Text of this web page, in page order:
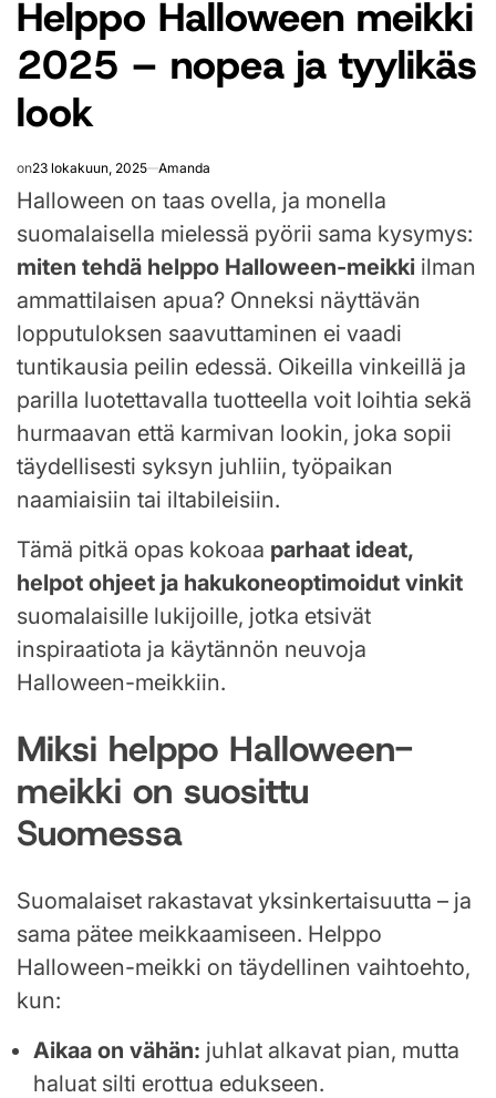
Helppo Halloween meikki
2025 – nopea ja tyylikäs
look
on23 lokakuun, 2025 Amanda
Halloween on taas ovella, ja monella
suomalaisella mielessä pyörii sama kysymys:
miten tehdä helppo Halloween-meikki ilman
ammattilaisen apua? Onneksi näyttävän
lopputuloksen saavuttaminen ei vaadi
tuntikausia peilin edessä. Oikeilla vinkeillä ja
parilla luotettavalla tuotteella voit loihtia sekä
hurmaavan että karmivan lookin, joka sopii
täydellisesti syksyn juhliin, työpaikan
naamiaisiin tai iltabileisiin.
Tämä pitkä opas kokoaa parhaat ideat,
helpot ohjeet ja hakukoneoptimoidut vinkit
suomalaisille lukijoille, jotka etsivät
inspiraatiota ja käytännön neuvoja
Halloween-meikkiin.
Miksi helppo Halloween-
meikki on suosittu
Suomessa
Suomalaiset rakastavat yksinkertaisuutta – ja
sama pätee meikkaamiseen. Helppo
Halloween-meikki on täydellinen vaihtoehto,
kun:
Aikaa on vähän: juhlat alkavat pian, mutta
haluat silti erottua edukseen.